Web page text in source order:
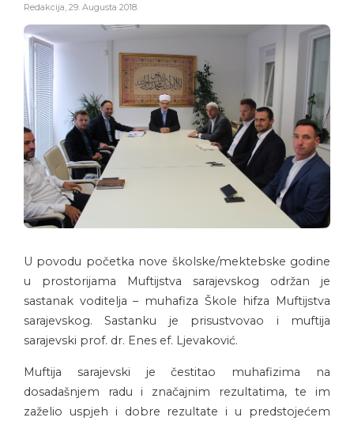
Redakcija 29. Augusta 2018.
U povodu početka nove školske/mektebske godine
u prostorijama Muftijstva sarajevskog održan je
sastanak voditelja – muhafiza Škole hifza Muftijstva
sarajevskog. Sastanku je prisustvovao i muftija
sarajevski prof. dr. Enes ef. Ljevaković.
Muftija sarajevski je čestitao muhafizima na
dosadašnjem radu i značajnim rezultatima, te im
zaželio uspjeh i dobre rezultate i u predstojećem